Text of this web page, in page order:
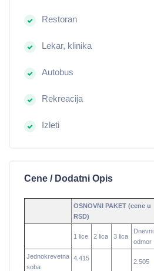
Restoran
Lekar, klinika
Autobus
Rekreacija
Izleti
Cene / Dodatni Opis
OSNOVNI PAKET (cene u
RSD)
1 lice 2 lica 3 lica
Dnevni
odmor
Jednokrevetna
soba
4.415 2.505